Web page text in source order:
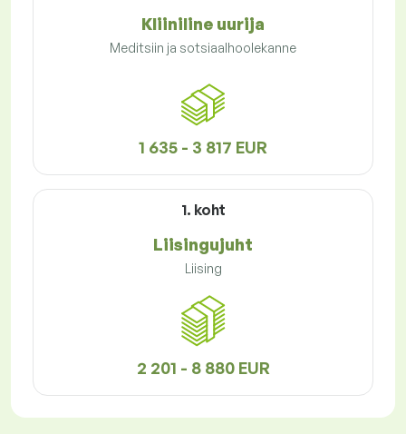
Kliiniline uurija
Meditsiin ja sotsiaalhoolekanne
1 635 - 3 817 EUR
1. koht
Liisingujuht
Liising
2 201 - 8 880 EUR